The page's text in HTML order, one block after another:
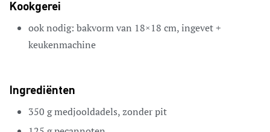
Kookgerei
ook nodig: bakvorm van 18×18 cm, ingevet +
keukenmachine
Ingrediënten
350 gmedjooldadels,zonder pit